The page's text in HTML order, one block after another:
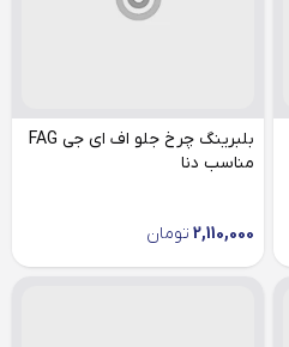
بلبرینگ چرخ جلو اف ای جی FAG
مناسب دنا
2,110,000 تومان